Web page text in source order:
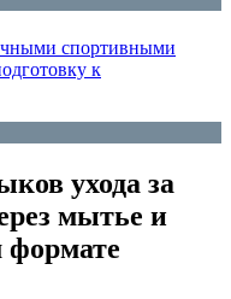
спортивными
к
ухода за
мытье и
формате